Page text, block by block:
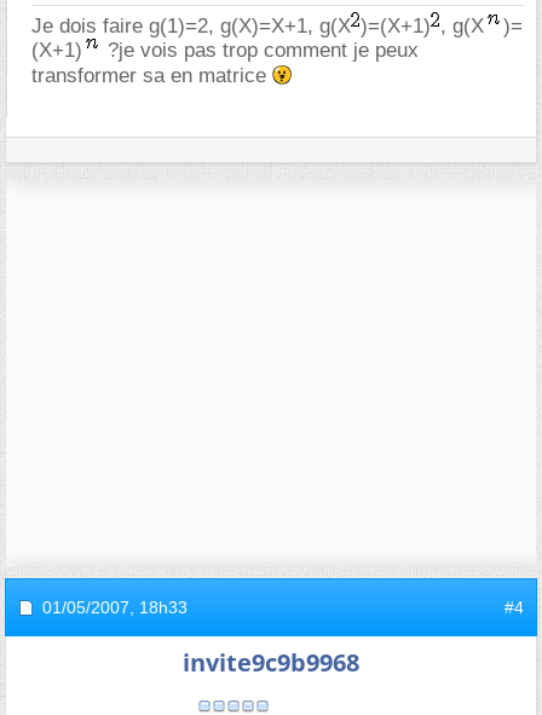
Je dois faire g(1)=2, g(X)=X+1, g(X )=(X+1) , g(X
)=
(X+1)
?je vois pas trop comment je peux
transformer sa en matrice
01/05/2007, 18h33 #4
invite9c9b9968